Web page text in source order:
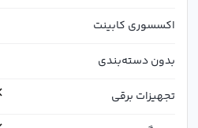
اکسسوری کابینت
بدون دسته‌بندی
تجهیزات برقی